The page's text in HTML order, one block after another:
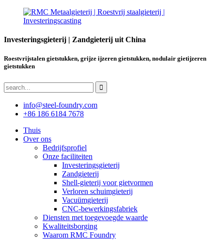
Investeringsgieterij | Zandgieterij uit China
Roestvrijstalen gietstukken, grijze ijzeren gietstukken, nodulair gietijzeren
gietstukken
info@steel-foundry.com
+86 186 6184 7678
Thuis
Over ons
Bedrijfsprofiel
Onze faciliteiten
Investeringsgieterij
Zandgieterij
Shell-gieterij voor gietvormen
Verloren schuimgieterij
Vacuümgieterij
CNC-bewerkingsfabriek
Diensten met toegevoegde waarde
Kwaliteitsborging
Waarom RMC Foundry